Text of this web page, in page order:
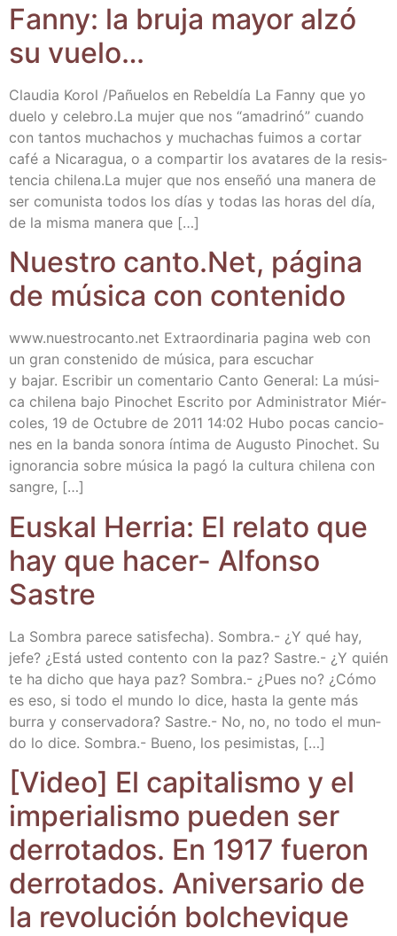
Fanny: la bru­ja mayor alzó
su vuelo…
Clau­dia Korol /​Pañue­los en Rebel­día La Fanny que yo
due­lo y cele​bro​.La mujer que nos “ama­dri­nó” cuan­do
con tan­tos mucha­chos y mucha­chas fui­mos a cor­tar
café a Nica­ra­gua, o a com­par­tir los ava­ta­res de la resis­
ten­cia chi​le​na​.La mujer que nos ense­ñó una mane­ra de
ser comu­nis­ta todos los días y todas las horas del día,
de la mis­ma mane­ra que […]
Nues­tro can​to​.Net, pági­na
de músi­ca con contenido
www​.nues​tro​can​to​.net Extra­or­di­na­ria pagi­na web con
un gran cons­te­ni­do de músi­ca, para escu­char
y bajar. Escri­bir un comen­ta­rio Can­to Gene­ral: La músi­
ca chi­le­na bajo Pino­chet Escri­to por Admi­nis­tra­tor Miér­
co­les, 19 de Octu­bre de 2011 14:02 Hubo pocas can­cio­
nes en la ban­da sono­ra ínti­ma de Augus­to Pino­chet. Su
igno­ran­cia sobre músi­ca la pagó la cul­tu­ra chi­le­na con
sangre, […]
Eus­kal Herria: El rela­to que
hay que hacer- Alfon­so
Sastre
La Som­bra pare­ce satis­fe­cha). Som­bra.- ¿Y qué hay,
jefe? ¿Está usted con­ten­to con la paz? Sas­tre.- ¿Y quién
te ha dicho que haya paz? Som­bra.- ¿Pues no? ¿Cómo
es eso, si todo el mun­do lo dice, has­ta la gen­te más
burra y con­ser­va­do­ra? Sas­tre.- No, no, no todo el mun­
do lo dice. Som­bra.- Bueno, los pesimistas, […]
[Video] El capi­ta­lis­mo y el
impe­ria­lis­mo pue­den ser
derro­ta­dos. En 1917 fue­ron
derro­ta­dos. Ani­ver­sa­rio de
la revo­lu­ción bolchevique